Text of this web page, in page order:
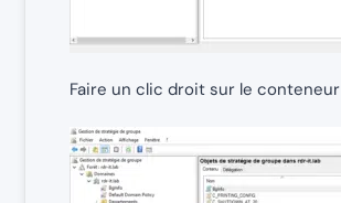
Faire un clic droit sur le